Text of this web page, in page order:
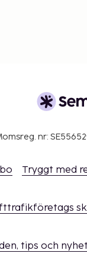
nr:
Tryggt med
tips och